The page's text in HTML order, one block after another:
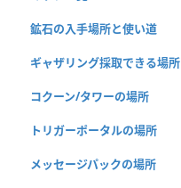
鉱石の入手場所と使い道
ギャザリング採取できる場所
コクーン/タワーの場所
トリガーポータルの場所
メッセージパックの場所